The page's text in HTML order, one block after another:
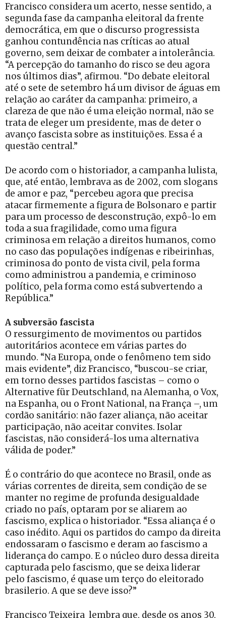
Francisco considera um acerto, nesse sentido, a
segunda fase da campanha eleitoral da frente
democrática, em que o discurso progressista
ganhou contundência nas críticas ao atual
governo, sem deixar de combater a intolerância.
“A percepção do tamanho do risco se deu agora
nos últimos dias”, afirmou. “Do debate eleitoral
até o sete de setembro há um divisor de águas em
relação ao caráter da campanha: primeiro, a
clareza de que não é uma eleição normal, não se
trata de eleger um presidente, mas de deter o
avanço fascista sobre as instituições. Essa é a
questão central.”
De acordo com o historiador, a campanha lulista,
que, até então, lembrava as de 2002, com slogans
de amor e paz, “percebeu agora que precisa
atacar firmemente a figura de Bolsonaro e partir
para um processo de desconstrução, expô-lo em
toda a sua fragilidade, como uma figura
criminosa em relação a direitos humanos, como
no caso das populações indígenas e ribeirinhas,
criminosa do ponto de vista civil, pela forma
como administrou a pandemia, e criminoso
político, pela forma como está subvertendo a
República.”
A subversão fascista
O ressurgimento de movimentos ou partidos
autoritários acontece em várias partes do
mundo. “Na Europa, onde o fenômeno tem sido
mais evidente”, diz Francisco, “buscou-se criar,
em torno desses partidos fascistas – como o
Alternative für Deutschland, na Alemanha, o Vox,
na Espanha, ou o Front National, na França –, um
cordão sanitário: não fazer aliança, não aceitar
participação, não aceitar convites. Isolar
fascistas, não considerá-los uma alternativa
válida de poder.”
É o contrário do que acontece no Brasil, onde as
várias correntes de direita, sem condição de se
manter no regime de profunda desigualdade
criado no país, optaram por se aliarem ao
fascismo, explica o historiador. “Essa aliança é o
caso inédito. Aqui os partidos do campo da direita
endossaram o fascismo e deram ao fascismo a
liderança do campo. E o núcleo duro dessa direita
capturada pelo fascismo, que se deixa liderar
pelo fascismo, é quase um terço do eleitorado
brasilerio. A que se deve isso?”
Francisco Teixeira lembra que, desde os anos 30,